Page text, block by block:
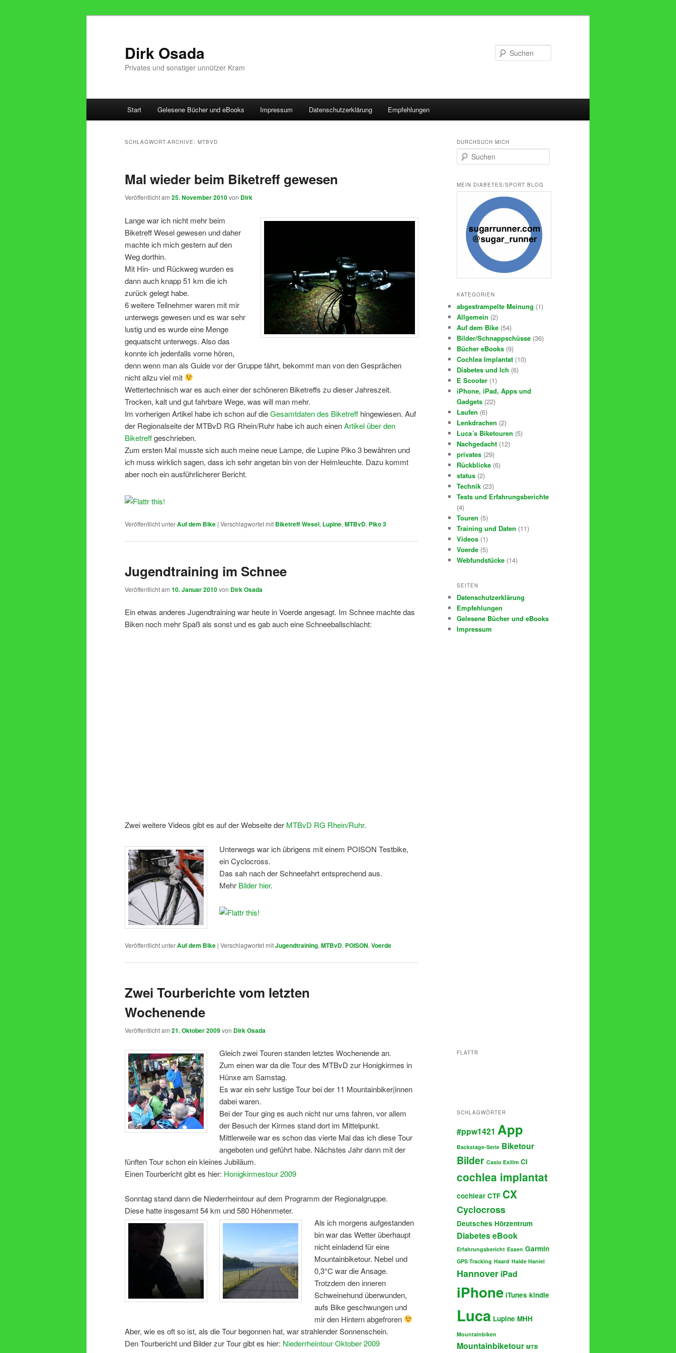
Dirk Osada
Privates und sonstiger unnützer Kram
Start Gelesene Bücher und eBooks Impressum Datenschutzerklärung Empfehlungen
SCHLAGWORT-ARCHIVE: MTBVD
Mal wieder beim Biketreff gewesen
Veröffentlicht am 25. November 2010von Dirk
Lange war ich nicht mehr beim
Biketreff Wesel gewesen und daher
machte ich mich gestern auf den
Weg dorthin.
Mit Hin- und Rückweg wurden es
dann auch knapp 51 km die ich
zurück gelegt habe.
6 weitere Teilnehmer waren mit mir
unterwegs gewesen und es war sehr
lustig und es wurde eine Menge
gequatscht unterwegs. Also das
konnte ich jedenfalls vorne hören,
denn wenn man als Guide vor der Gruppe fährt, bekommt man von den Gesprächen
nicht allzu viel mit
Wettertechnisch war es auch einer der schöneren Biketreffs zu dieser Jahreszeit.
Trocken, kalt und gut fahrbare Wege, was will man mehr.
Im vorherigen Artikel habe ich schon auf dieGesamtdaten des Biketreff hingewiesen. Auf
der Regionalseite der MTBvD RG Rhein/Ruhr habe ich auch einenArtikel über den
Biketreffgeschrieben.
Zum ersten Mal musste sich auch meine neue Lampe, die Lupine Piko 3 bewähren und
ich muss wirklich sagen, dass ich sehr angetan bin von der Helmleuchte. Dazu kommt
aber noch ein ausführlicherer Bericht.
Veröffentlicht unterAuf dem Bike | Verschlagwortet mit Biketreff Wesel, Lupine, MTBvD, Piko 3
Jugendtraining im Schnee
Veröffentlicht am 10. Januar 2010von Dirk Osada
Ein etwas anderes Jugendtraining war heute in Voerde angesagt. Im Schnee machte das
Biken noch mehr Spaß als sonst und es gab auch eine Schneeballschlacht:
Zwei weitere Videos gibt es auf der Webseite der MTBvD RG Rhein/Ruhr.
Unterwegs war ich übrigens mit einem POISON Testbike,
ein Cyclocross.
Das sah nach der Schneefahrt entsprechend aus.
Mehr Bilder hier.
Veröffentlicht unterAuf dem Bike | Verschlagwortet mitJugendtraining, MTBvD, POISON, Voerde
Zwei Tourberichte vom letzten
Wochenende
Veröffentlicht am 21. Oktober 2009von Dirk Osada
Gleich zwei Touren standen letztes Wochenende an.
Zum einen war da die Tour des MTBvD zur Honigkirmes in
Hünxe am Samstag.
Es war ein sehr lustige Tour bei der 11 Mountainbiker|innen
dabei waren.
Bei der Tour ging es auch nicht nur ums fahren, vor allem
der Besuch der Kirmes stand dort im Mittelpunkt.
Mittlerweile war es schon das vierte Mal das ich diese Tour
angeboten und geführt habe. Nächstes Jahr dann mit der
fünften Tour schon ein kleines Jubiläum.
Einen Tourbericht gibt es hier: Honigkirmestour 2009
Sonntag stand dann die Niederrheintour auf dem Programm der Regionalgruppe.
Diese hatte insgesamt 54 km und 580 Höhenmeter.
Als ich morgens aufgestanden
bin war das Wetter überhaupt
nicht einladend für eine
Mountainbiketour. Nebel und
0,3°C war die Ansage.
Trotzdem den inneren
Schweinehund überwunden,
aufs Bike geschwungen und
mir den Hintern abgefroren
Aber, wie es oft so ist, als die Tour begonnen hat, war strahlender Sonnenschein.
Den Tourbericht und Bilder zur Tour gibt es hier: Niederrheintour Oktober 2009
DURCHSUCH MICH
u
h
e
MEIN DIABETES/SPORT BLOG
KATEGORIEN
abgestrampelte Meinung (1)
Allgemein (2)
Auf dem Bike (54)
Bilder/Schnappschüsse (36)
Bücher eBooks (9)
Cochlea Implantat (10)
Diabetes und Ich (6)
E Scooter (1)
iPhone, iPad, Apps und
Gadgets (22)
Laufen (6)
Lenkdrachen (2)
Luca´s Biketouren (5)
Nachgedacht (12)
privates (29)
Rückblicke (6)
status (2)
Technik (23)
Tests und Erfahrungsberichte
(4)
Touren (5)
Training und Daten (11)
Videos (1)
Voerde (5)
Webfundstücke (14)
SEITEN
Datenschutzerklärung
Empfehlungen
Gelesene Bücher und eBooks
Impressum
FLATTR
SCHLAGWÖRTER
#ppw1421 App
Backstage-Serie Biketour
Bilder Casio Exilim CI
cochlea implantat
cochlear CTF CX
Cyclocross
Deutsches Hörzentrum
DiabeteseBook
Erfahrungsbericht Essen Garmin
GPS Tracking Haard Halde Haniel
Hannover iPad
iPhone iTunes kindle
Luca Lupine MHH
Mountainbiken
Mountainbiketour MTB